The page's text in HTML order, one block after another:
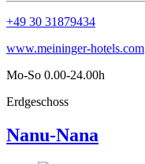
+49 30 31879434
www.meininger-hotels.com
Mo-So 0.00-24.00h
Erdgeschoss
Nanu-Nana